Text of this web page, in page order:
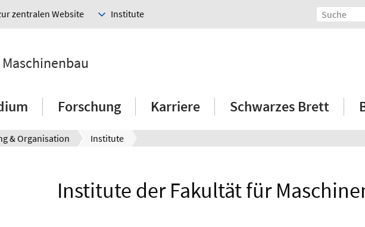
zentralen Website Institute
Forschung Karriere Schwarzes Brett
& Organisation Institute
Institute der Fakultät für